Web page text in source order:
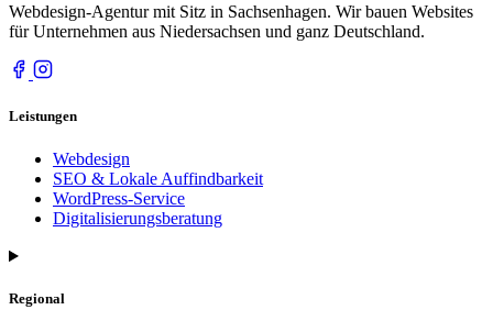
Webdesign-Agentur mit Sitz in Sachsenhagen. Wir bauen Websites
für Unternehmen aus Niedersachsen und ganz Deutschland.
Leistungen
Webdesign
SEO & Lokale Auffindbarkeit
WordPress-Service
Digitalisierungsberatung
Regional